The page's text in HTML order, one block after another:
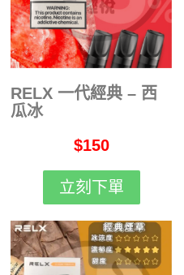
RELX 一代經典 – 西
瓜冰
$150
立刻下單